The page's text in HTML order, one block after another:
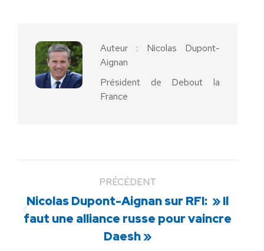
Auteur : Nicolas Dupont-
Aignan
Président de Debout la
France
PRÉCÉDENT
Article
précédent
:
Nicolas Dupont-Aignan sur RFI: » Il
faut une alliance russe pour vaincre
Daesh »